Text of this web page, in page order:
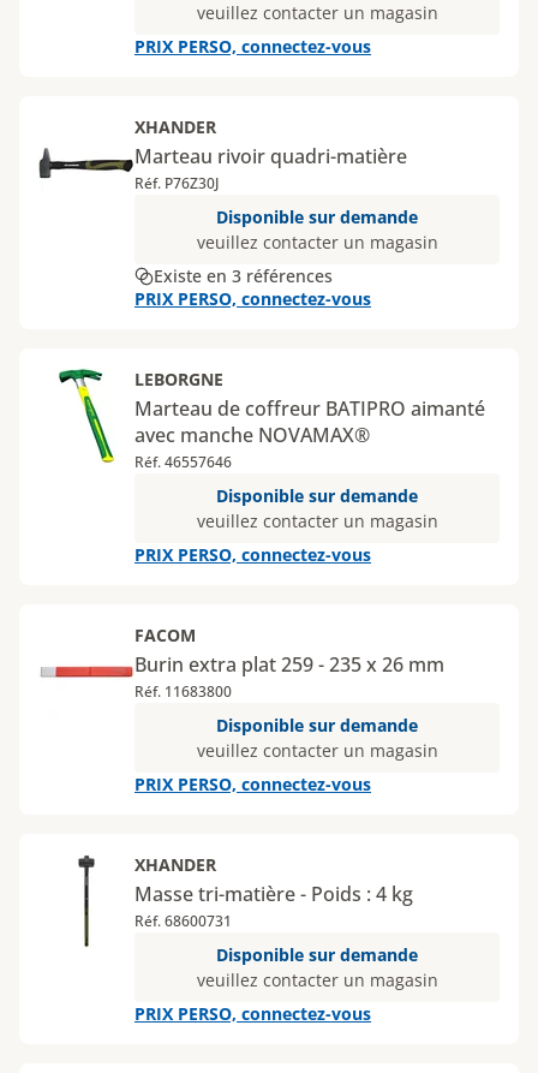
veuillez contacter un magasin
PRIX PERSO, connectez-vous
XHANDER
Marteau rivoir quadri-matière
Réf. P76Z30J
Disponible sur demande
veuillez contacter un magasin
Existe en 3 références
PRIX PERSO, connectez-vous
LEBORGNE
Marteau de coffreur BATIPRO aimanté
avec manche NOVAMAX®
Réf. 46557646
Disponible sur demande
veuillez contacter un magasin
PRIX PERSO, connectez-vous
FACOM
Burin extra plat 259 - 235 x 26 mm
Réf. 11683800
Disponible sur demande
veuillez contacter un magasin
PRIX PERSO, connectez-vous
XHANDER
Masse tri-matière - Poids : 4 kg
Réf. 68600731
Disponible sur demande
veuillez contacter un magasin
PRIX PERSO, connectez-vous